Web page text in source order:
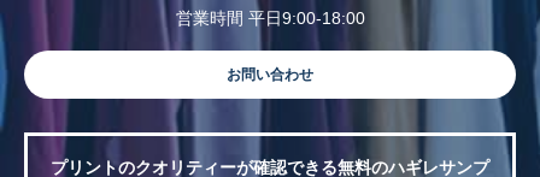
営業時間 平日9:00-18:00
お問い合わせ
プリントのクオリティーが確認できる無料のハギレサンプ